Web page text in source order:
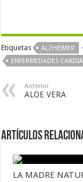
Etiquetas ALZHEIMER
ENFERMEDADES
Anterior
ALOE VERA
Artículos
LA MADRE